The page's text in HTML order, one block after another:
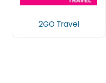
2GO Travel